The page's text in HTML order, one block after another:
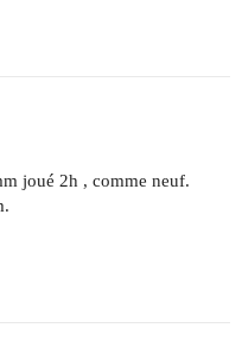
joué 2h , comme neuf.